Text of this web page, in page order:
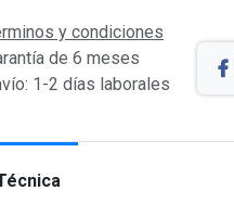
y condiciones
de 6 meses
1-2 días laborales